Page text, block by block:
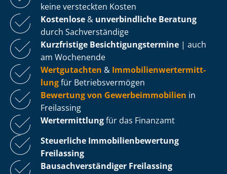
keine versteckten Kosten
Kostenlose & unverbindliche Beratung
durch Sachverständige
Kurzfristige Be­sich­ti­gungs­ter­mi­ne | auch
am Wochenende
Wertgutachten & Im­mo­bi­li­en­wert­ermitt­
lungfür Be­triebs­ver­mö­gen
Bewertung von Ge­wer­be­im­mo­bi­li­en in
Freilassing
Wertermittlungfür das Finanzamt
Steuerliche Im­mo­bi­li­en­be­wer­tung
Freilassing
Bau­sach­ver­stän­di­ger Freilassing